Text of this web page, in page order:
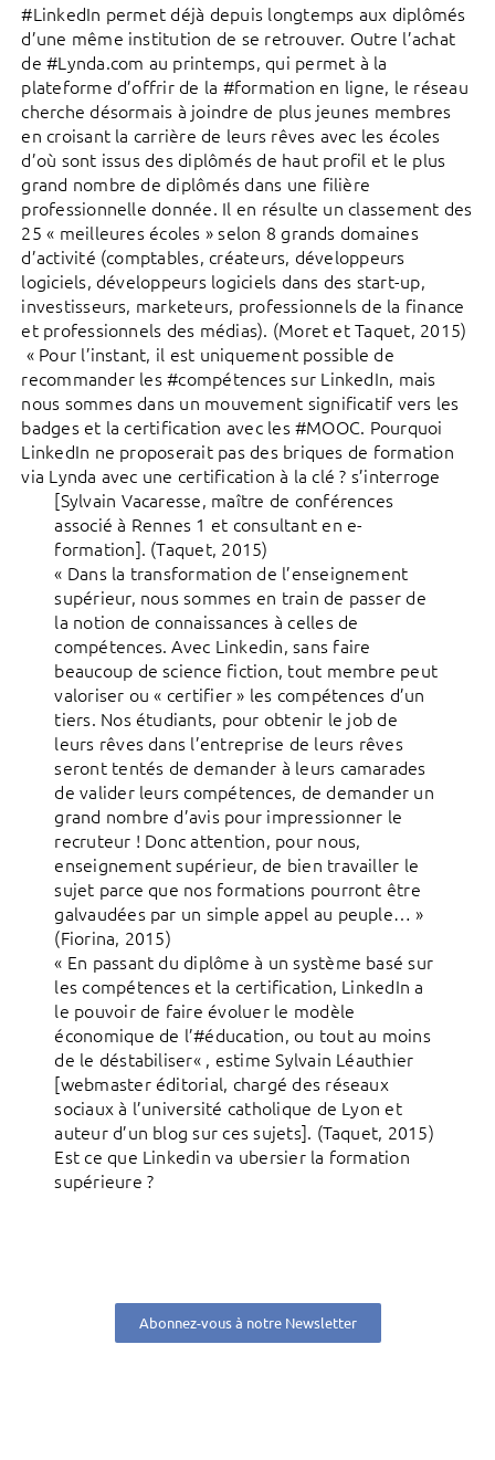
#LinkedIn permet déjà depuis longtemps aux diplômés
d’une même institution de se retrouver. Outre l’achat
de #Lynda.com au printemps, qui permet à la
plateforme d’offrir de la #formation en ligne, le réseau
cherche désormais à joindre de plus jeunes membres
en croisant la carrière de leurs rêves avec les écoles
d’où sont issus des diplômés de haut profil et le plus
grand nombre de diplômés dans une filière
professionnelle donnée. Il en résulte un classement des
25 « meilleures écoles » selon 8 grands domaines
d’activité (comptables, créateurs, développeurs
logiciels, développeurs logiciels dans des start-up,
investisseurs, marketeurs, professionnels de la finance
et professionnels des médias). (Moret et Taquet, 2015)
« Pour l’instant, il est uniquement possible de
recommander les #compétences sur LinkedIn, mais
nous sommes dans un mouvement significatif vers les
badges et la certification avec les #MOOC. Pourquoi
LinkedIn ne proposerait pas des briques de formation
via Lynda avec une certification à la clé ? s’interroge
[Sylvain Vacaresse, maître de conférences
associé à Rennes 1 et consultant en e-
formation]. (Taquet, 2015)
« Dans la transformation de l’enseignement
supérieur, nous sommes en train de passer de
la notion de connaissances à celles de
compétences. Avec Linkedin, sans faire
beaucoup de science fiction, tout membre peut
valoriser ou « certifier » les compétences d’un
tiers. Nos étudiants, pour obtenir le job de
leurs rêves dans l’entreprise de leurs rêves
seront tentés de demander à leurs camarades
de valider leurs compétences, de demander un
grand nombre d’avis pour impressionner le
recruteur ! Donc attention, pour nous,
enseignement supérieur, de bien travailler le
sujet parce que nos formations pourront être
galvaudées par un simple appel au peuple… »
(Fiorina, 2015)
« En passant du diplôme à un système basé sur
les compétences et la certification, LinkedIn a
le pouvoir de faire évoluer le modèle
économique de l’#éducation, ou tout au moins
de le déstabiliser« , estime Sylvain Léauthier
[webmaster éditorial, chargé des réseaux
sociaux à l’université catholique de Lyon et
auteur d’un blog sur ces sujets]. (Taquet, 2015)
Est ce que Linkedin va ubersier la formation
supérieure ?
Abonnez-vous à notre Newsletter